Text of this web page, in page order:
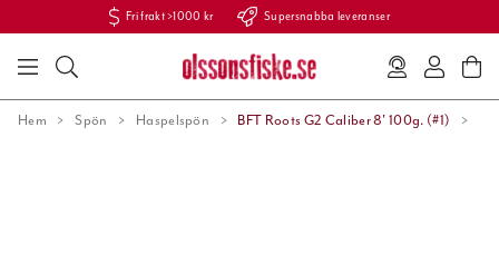
Fri frakt >1000 kr Supersnabba leveranser
Hem Spön Haspelspön BFT Roots G2 Caliber 8' 100g. (#1)